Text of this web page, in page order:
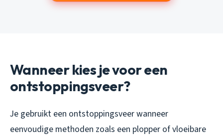
Wanneer kies je voor een
ontstoppingsveer?
Je gebruikt een ontstoppingsveer wanneer
eenvoudige methoden zoals een plopper of vloeibare